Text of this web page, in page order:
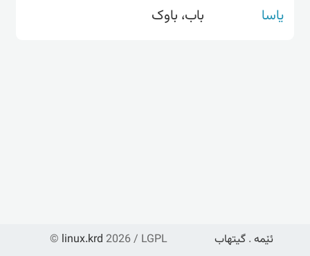
یاسا
باب، باوک
© linux.krd 2026 / LGPL ئێمە . گیتهاب